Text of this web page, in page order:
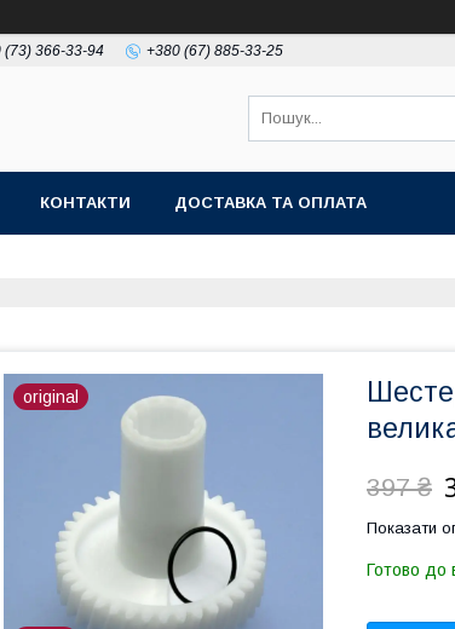
(73) 366-33-94 +380 (67) 885-33-25
КОНТАКТИ ДОСТАВКА ТА ОПЛАТА
original
397 ₴
Показати
Готово до